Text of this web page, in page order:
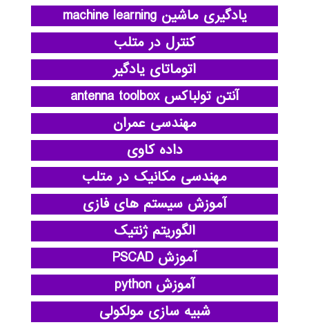
یادگیری ماشین machine learning
کنترل در متلب
اتوماتای یادگیر
آنتن تولباکس antenna toolbox
مهندسی عمران
داده کاوی
مهندسی مکانیک در متلب
آموزش سیستم های فازی
الگوریتم ژنتیک
آموزش PSCAD
آموزش python
شبیه سازی مولکولی